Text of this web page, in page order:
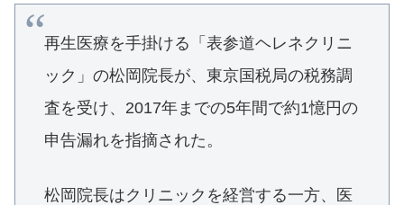
再生医療を手掛ける「表参道ヘレネクリニ
ック」の松岡院長が、東京国税局の税務調
査を受け、2017年までの5年間で約1憶円の
申告漏れを指摘された。
松岡院長はクリニックを経営する一方、医